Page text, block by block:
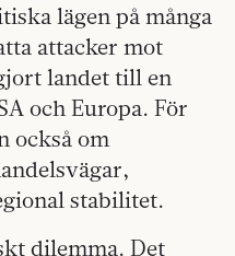
lägen på många
attacker mot
landet till en
och Europa. För
också om
stabilitet.
dilemma. Det